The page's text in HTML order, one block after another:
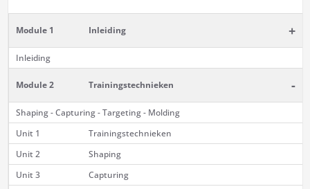
Module 1 Inleiding +
Inleiding
Module 2 Trainingstechnieken -
Shaping - Capturing - Targeting - Molding
Unit 1
Trainingstechnieken
Unit 2
Shaping
Unit 3
Capturing